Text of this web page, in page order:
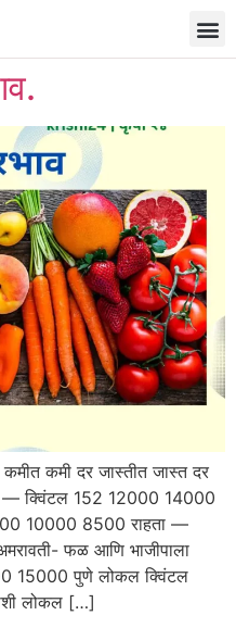
कमी दर जास्तीत जास्त दर
— क्विंटल 152 12000 14000
10000 8500 राहता —
फळ आणि भाजीपाला
15000 पुणे लोकल क्विंटल
लोकल […]